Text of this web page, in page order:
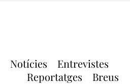
Notícies
Entrevistes
Reportatges
Breus